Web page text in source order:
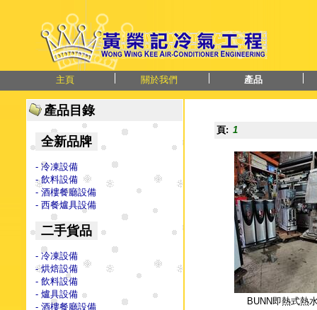
主頁 關於我們 產品
產品目錄
全新品牌
- 冷凍設備
- 飲料設備
- 酒樓餐廳設備
- 西餐爐具設備
二手貨品
- 冷凍設備
- 烘焙設備
- 飲料設備
- 爐具設備
- 酒樓餐廳設備
頁: 1
BUNN即熱式熱